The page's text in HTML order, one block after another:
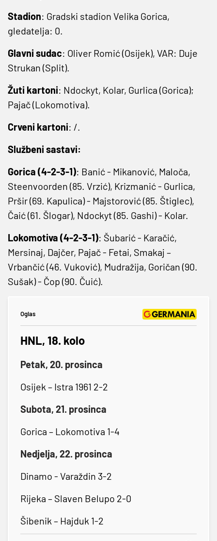
Stadion: Gradski stadion Velika Gorica,
gledatelja: 0.
Glavni sudac: Oliver Romić (Osijek), VAR: Duje
Strukan (Split).
Žuti kartoni: Ndockyt, Kolar, Gurlica (Gorica);
Pajač (Lokomotiva).
Crveni kartoni: /.
Službeni sastavi:
Gorica (4-2-3-1): Banić - Mikanović, Maloča,
Steenvoorden (85. Vrzić), Krizmanić - Gurlica,
Pršir (69. Kapulica) - Majstorović (85. Štiglec),
Čaić (61. Šlogar), Ndockyt (85. Gashi) - Kolar.
Lokomotiva (4-2-3-1): Šubarić - Karačić,
Mersinaj, Dajčer, Pajač - Fetai, Smakaj –
Vrbančić (46. Vuković), Mudražija, Goričan (90.
Sušak) - Čop (90. Čuić).
Oglas
HNL, 18. kolo
Petak, 20. prosinca
Osijek – Istra 1961 2-2
Subota, 21. prosinca
Gorica – Lokomotiva 1-4
Nedjelja, 22. prosinca
Dinamo - Varaždin 3-2
Rijeka – Slaven Belupo 2-0
Šibenik – Hajduk 1-2